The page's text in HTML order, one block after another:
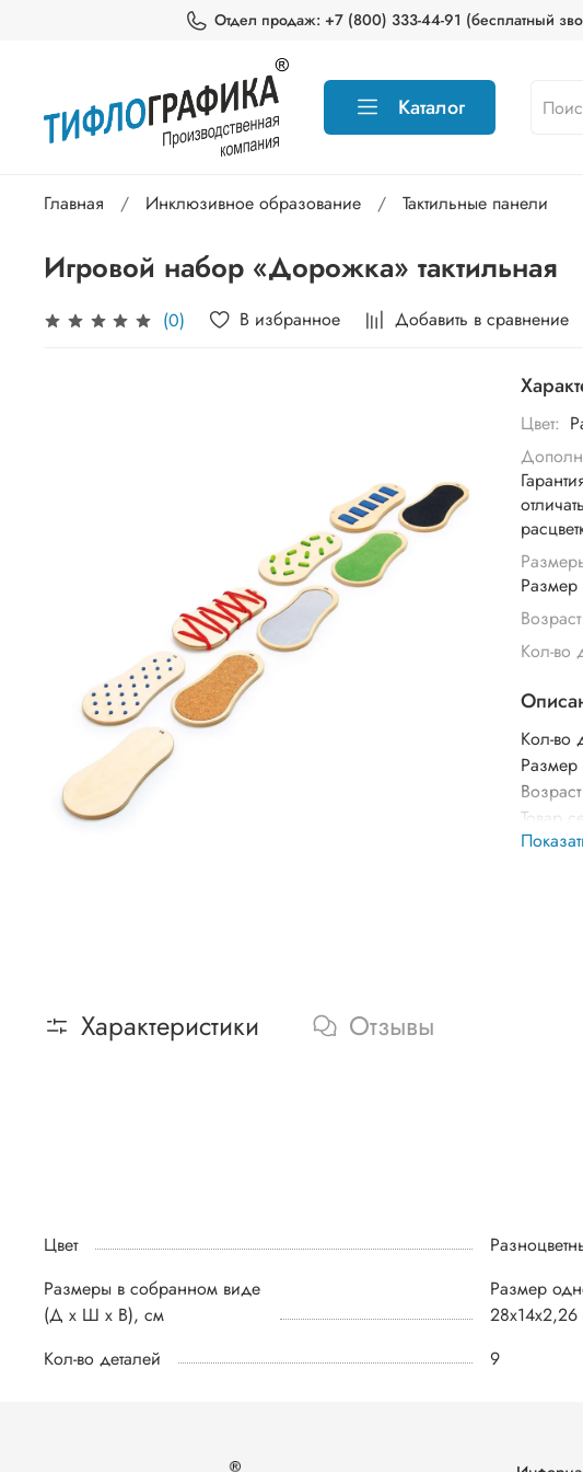
Отдел продаж: +7 (800) 333-44-91 (бесплатный
Каталог
Главная Инклюзивное образование Тактильные панели
Игровой набор «Дорожка» тактильная
(0) В избранное Добавить в сравнение
Цвет:
Размер
Кол-во
Кол-во
Размер
Товар
Характеристики Отзывы
Цвет
Размеры в собранном виде
(Д х Ш х В), см
Размер
Кол-во деталей
9